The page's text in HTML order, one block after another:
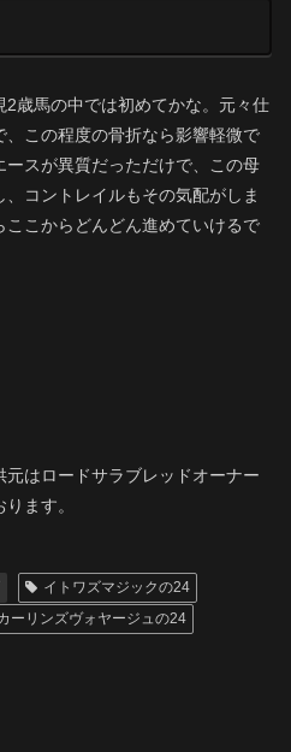
2歳馬の中では初めてかな。元々仕
、この程度の骨折なら影響軽微で
ースが異質だっただけで、この母
コントレイルもその気配がしま
こからどんどん進めていけるで
はロードサラブレッドオーナー
ます。
イトワズマジックの24
ーリンズヴォヤージュの24